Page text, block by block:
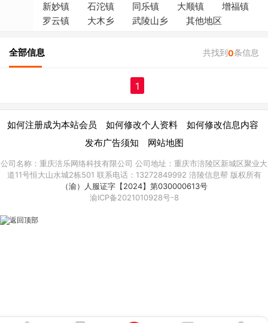
新妙镇
石沱镇 同乐镇 大顺镇
增福镇
罗云镇
大木乡 武陵山乡 其他地区
全部信息 共找到0条信息
1
如何注册成为本站会员 如何修改个人资料 如何修改信息内容
发布广告须知
网站地图
公司名称：重庆涪乐网络科技有限公司 公司地址：重庆市涪陵区新城区聚业大
道11号恒大山水城2栋501 联系电话：13272849992 涪陵信息帮 版权所有
（渝）人服证字【2024】第030000613号
渝ICP备2021010928号-8